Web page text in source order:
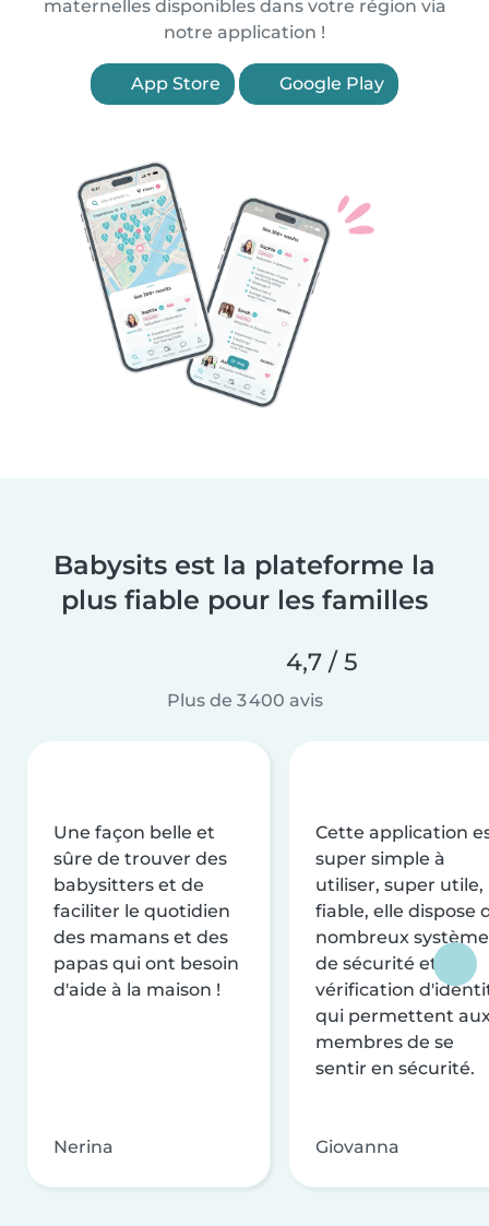
maternelles disponibles dans votre région via
notre application !
App Store Google Play
Babysits est la plateforme la
plus fiable pour les familles
4,7 / 5
Plus de 3 400 avis
Une façon belle et
sûre de trouver des
babysitters et de
faciliter le quotidien
des mamans et des
papas qui ont besoin
d'aide à la maison !
Nerina
Cette application
super simple à
utiliser, super utile,
fiable, elle dispose
nombreux
de sécurité et de
vérification
qui permettent
membres de se
sentir en sécurité.
Giovanna